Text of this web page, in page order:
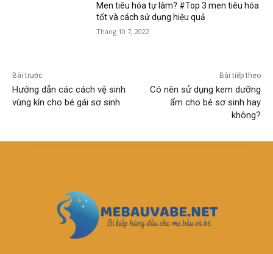
Men tiêu hóa tự làm? #Top 3 men tiêu hóa
tốt và cách sử dụng hiệu quả
Tháng 10 7, 2022
Bài trước
Hướng dẫn các cách vệ sinh
vùng kín cho bé gái sơ sinh
Bài tiếp theo
Có nên sử dụng kem dưỡng
ẩm cho bé sơ sinh hay
không?